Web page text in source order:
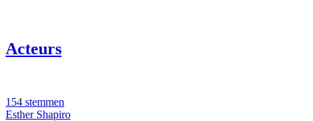
Acteurs
154 stemmen
Esther Shapiro